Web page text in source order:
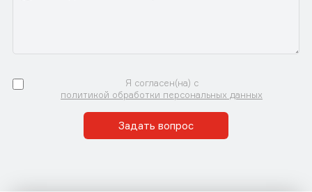
Я согласен(на) с
политикой обработки персональных данных
Задать вопрос